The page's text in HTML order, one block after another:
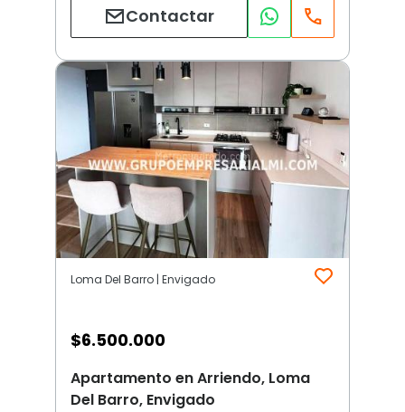
Contactar
Loma Del Barro | Envigado
$6.500.000
Apartamento en Arriendo, Loma
Del Barro, Envigado